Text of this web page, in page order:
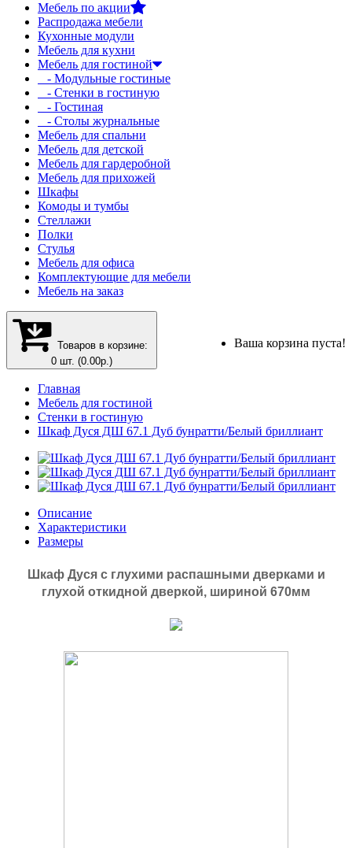
Мебель по акции
Распродажа мебели
Кухонные модули
Мебель для кухни
Мебель для гостиной
- Модульные гостиные
- Стенки в гостиную
- Гостиная
- Столы журнальные
Мебель для спальни
Мебель для детской
Мебель для гардеробной
Мебель для прихожей
Шкафы
Комоды и тумбы
Стеллажи
Полки
Стулья
Мебель для офиса
Комплектующие для мебели
Мебель на заказ
Товаров в корзине:
0 шт. (0.00р.)
Ваша корзина пуста!
Главная
Мебель для гостиной
Стенки в гостиную
Шкаф Дуся ДШ 67.1 Дуб бунратти/Белый бриллиант
Описание
Характеристики
Размеры
Шкаф Дуся с глухими распашными дверками и
глухой откидной дверкой, шириной 670мм